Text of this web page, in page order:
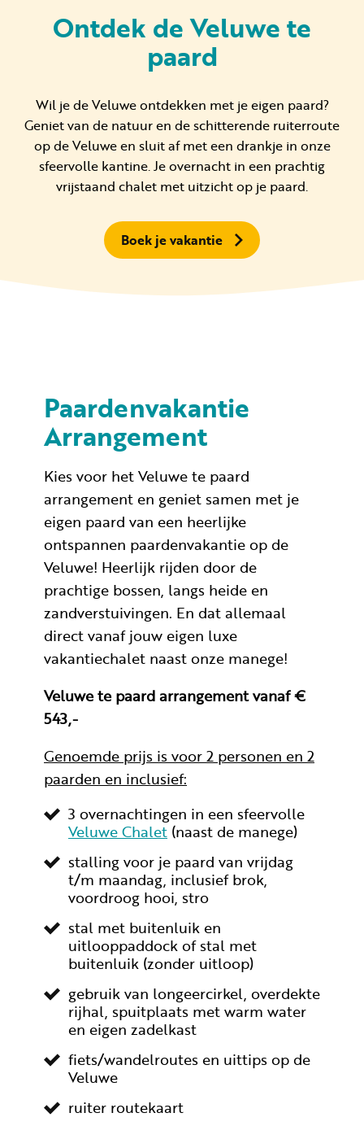
Particulier huren
Gastinformatie
Ontdek de Veluwe te
paard
Wil je de Veluwe ontdekken met je eigen paard?
Geniet van de natuur en de schitterende ruiterroute
op de Veluwe en sluit af met een drankje in onze
sfeervolle kantine. Je overnacht in een prachtig
vrijstaand chalet met uitzicht op je paard.
Boek je vakantie
Paardenvakantie
Arrangement
Kies voor het Veluwe te paard
arrangement en geniet samen met je
eigen paard van een heerlijke
ontspannen paardenvakantie op de
Veluwe! Heerlijk rijden door de
prachtige bossen, langs heide en
zandverstuivingen. En dat allemaal
direct vanaf jouw eigen luxe
vakantiechalet naast onze manege!
Veluwe te paard arrangement vanaf €
543,-
Genoemde prijs is voor 2 personen en 2
paarden en inclusief:
3 overnachtingen in een sfeervolle
Veluwe Chalet (naast de manege)
stalling voor je paard van vrijdag
t/m maandag, inclusief brok,
voordroog hooi, stro
stal met buitenluik en
uitlooppaddock of stal met
buitenluik (zonder uitloop)
gebruik van longeercirkel, overdekte
rijhal, spuitplaats met warm water
en eigen zadelkast
fiets/wandelroutes en uittips op de
Veluwe
ruiter routekaart